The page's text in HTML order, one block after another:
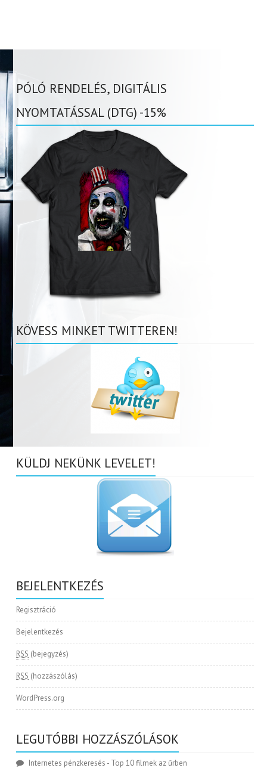
PÓLÓ RENDELÉS, DIGITÁLIS
NYOMTATÁSSAL (DTG) -15%
KÖVESS MINKET TWITTEREN!
KÜLDJ NEKÜNK LEVELET!
BEJELENTKEZÉS
Regisztráció
Bejelentkezés
RSS (bejegyzés)
RSS (hozzászólás)
WordPress.org
LEGUTÓBBI HOZZÁSZÓLÁSOK
Internetes pénzkeresés - Top 10 filmek az űrben